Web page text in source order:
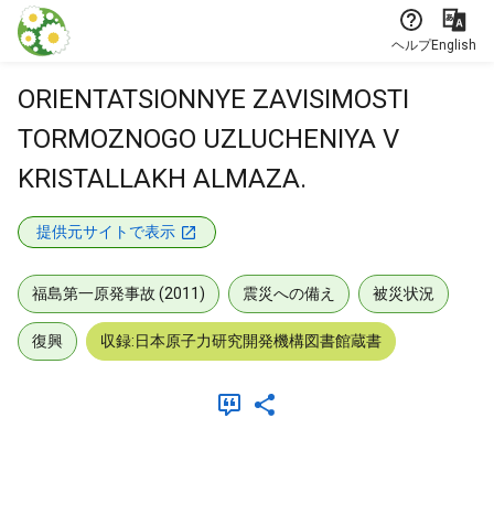
本文に飛ぶ
ヘルプEnglish
ORIENTATSIONNYE ZAVISIMOSTI
TORMOZNOGO UZLUCHENIYA V
KRISTALLAKH ALMAZA.
提供元サイトで表示
福島第一原発事故 (2011) 震災への備え 被災状況
復興 収録:日本原子力研究開発機構図書館蔵書